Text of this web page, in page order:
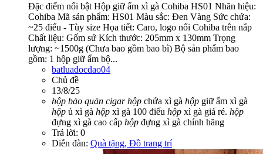
Đặc điểm nổi bật Hộp giữ ẩm xì gà Cohiba HS01 Nhãn hiệu:
Cohiba Mã sản phẩm: HS01 Màu sắc: Đen Vàng Sức chứa:
~25 điếu - Tùy size Họa tiết: Caro, logo nổi Cohiba trên nắp
Chất liệu: Gốm sứ Kích thước: 205mm x 130mm Trọng
lượng: ~1500g (Chưa bao gồm bao bì) Bộ sản phẩm bao
gồm: 1 hộp giữ ẩm bộ...
batluadocdao04
Chủ đề
13/8/25
hộp bảo quản cigar hộp chứa xì gà hộp giữ ẩm xì gà
hộp ủ xì gà hộp xì gà 100 điếu hộp xì gà giá rẻ. hộp
đựng xì gà cao cấp hộp đựng xì gà chính hãng
Trả lời: 0
Diễn đàn: Quà tặng, Đồ trang trí